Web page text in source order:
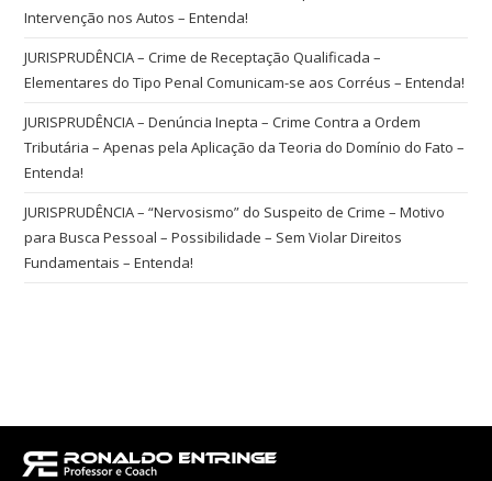
Intervenção nos Autos – Entenda!
JURISPRUDÊNCIA – Crime de Receptação Qualificada –
Elementares do Tipo Penal Comunicam-se aos Corréus – Entenda!
JURISPRUDÊNCIA – Denúncia Inepta – Crime Contra a Ordem
Tributária – Apenas pela Aplicação da Teoria do Domínio do Fato –
Entenda!
JURISPRUDÊNCIA – “Nervosismo” do Suspeito de Crime – Motivo
para Busca Pessoal – Possibilidade – Sem Violar Direitos
Fundamentais – Entenda!